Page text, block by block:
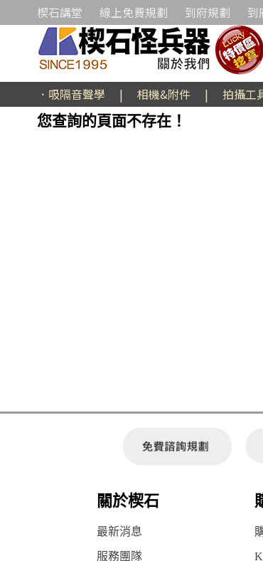
楔石講堂 線上免費規劃 到府規劃 到
．吸隔音聲學 | 相機&附件 | 拍攝工
您查詢的頁面不存在！
關於楔石
最新消息
服務團隊